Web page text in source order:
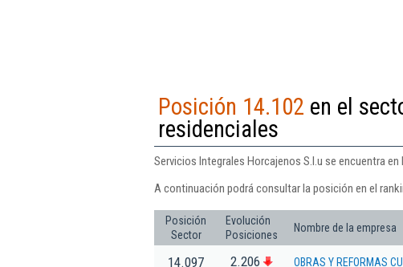
Posición 14.102 en el
residenciales
Servicios Integrales Horcajenos S.l.u se encuentra
A continuación podrá consultar la posición en el
Posición
Sector
Evolución
Posiciones
Nombre de la empresa
14.097 2.206 OBRAS Y REFORMAS